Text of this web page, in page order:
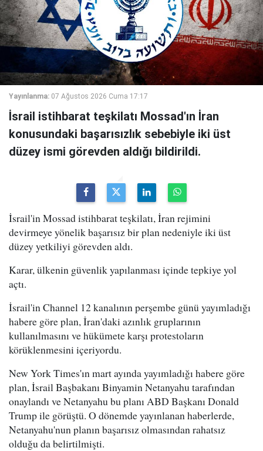
Yayınlanma: 07 Ağustos 2026 Cuma 17:17
İsrail istihbarat teşkilatı Mossad'ın İran
konusundaki başarısızlık sebebiyle iki üst
düzey ismi görevden aldığı bildirildi.
İsrail'in Mossad istihbarat teşkilatı, İran rejimini
devirmeye yönelik başarısız bir plan nedeniyle iki üst
düzey yetkiliyi görevden aldı.
Karar, ülkenin güvenlik yapılanması içinde tepkiye yol
açtı.
İsrail'in Channel 12 kanalının perşembe günü yayımladığı
habere göre plan, İran'daki azınlık gruplarının
kullanılmasını ve hükümete karşı protestoların
körüklenmesini içeriyordu.
New York Times'ın mart ayında yayımladığı habere göre
plan, İsrail Başbakanı Binyamin Netanyahu tarafından
onaylandı ve Netanyahu bu planı ABD Başkanı Donald
Trump ile görüştü. O dönemde yayınlanan haberlerde,
Netanyahu'nun planın başarısız olmasından rahatsız
olduğu da belirtilmişti.